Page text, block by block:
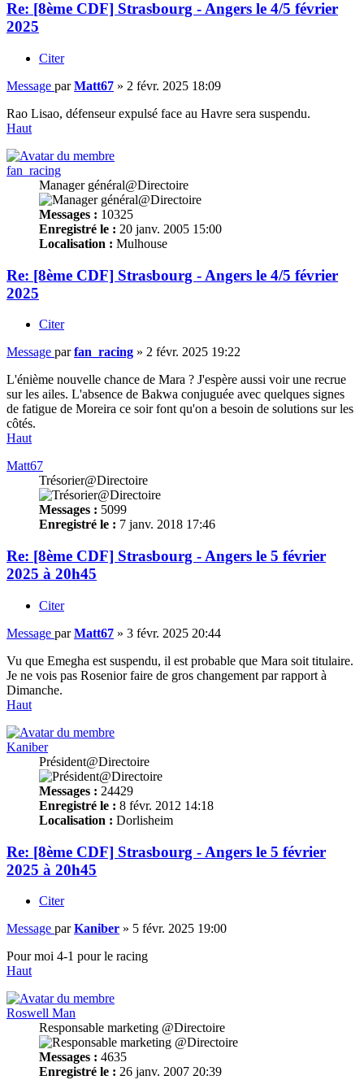
Re: [8ème CDF] Strasbourg - Angers le 4/5 février
2025
Citer
Message parMatt67 » 2 févr. 2025 18:09
Rao Lisao, défenseur expulsé face au Havre sera suspendu.
Haut
fan_racing
Manager général@Directoire
Messages : 10325
Enregistré le : 20 janv. 2005 15:00
Localisation : Mulhouse
Re: [8ème CDF] Strasbourg - Angers le 4/5 février
2025
Citer
Message parfan_racing » 2 févr. 2025 19:22
L'énième nouvelle chance de Mara ? J'espère aussi voir une recrue
sur les ailes. L'absence de Bakwa conjuguée avec quelques signes
de fatigue de Moreira ce soir font qu'on a besoin de solutions sur les
côtés.
Haut
Matt67
Trésorier@Directoire
Messages : 5099
Enregistré le : 7 janv. 2018 17:46
Re: [8ème CDF] Strasbourg - Angers le 5 février
2025 à 20h45
Citer
Message parMatt67 » 3 févr. 2025 20:44
Vu que Emegha est suspendu, il est probable que Mara soit titulaire.
Je ne vois pas Rosenior faire de gros changement par rapport à
Dimanche.
Haut
Kaniber
Président@Directoire
Messages : 24429
Enregistré le : 8 févr. 2012 14:18
Localisation : Dorlisheim
Re: [8ème CDF] Strasbourg - Angers le 5 février
2025 à 20h45
Citer
Message parKaniber » 5 févr. 2025 19:00
Pour moi 4-1 pour le racing
Haut
Roswell Man
Responsable marketing @Directoire
Messages : 4635
Enregistré le : 26 janv. 2007 20:39